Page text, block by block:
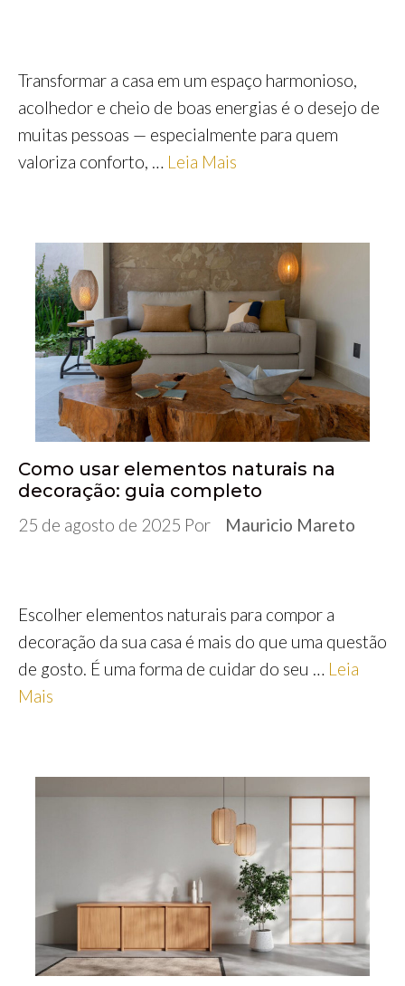
Transformar a casa em um espaço harmonioso,
acolhedor e cheio de boas energias é o desejo de
muitas pessoas — especialmente para quem
valoriza conforto, … Leia Mais
Como usar elementos naturais na
decoração: guia completo
25 de agosto de 2025 Por Mauricio Mareto
Escolher elementos naturais para compor a
decoração da sua casa é mais do que uma questão
de gosto. É uma forma de cuidar do seu … Leia
Mais